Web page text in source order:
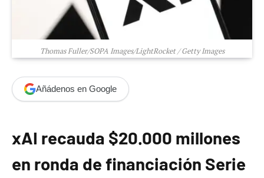
Thomas Fuller/SOPA Images/LightRocket / Getty Images
Añádenos en Google
xAI recauda $20.000 millones
en ronda de financiación Serie